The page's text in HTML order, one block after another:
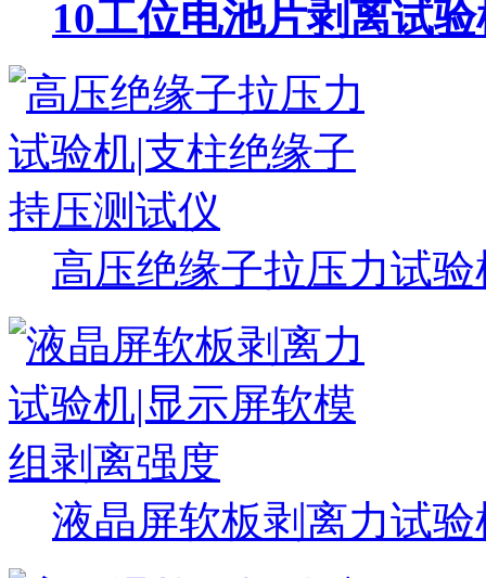
10工位电池片剥离试
高压绝缘子拉压力试
液晶屏软板剥离力试